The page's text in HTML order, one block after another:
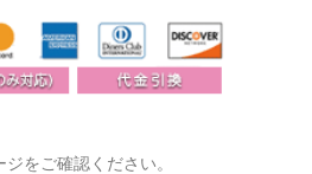
ジをご確認ください。